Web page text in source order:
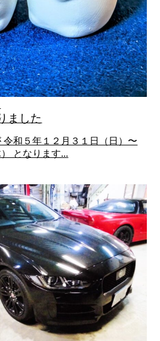
ました
和５年１２月３１日（日）〜
となります...